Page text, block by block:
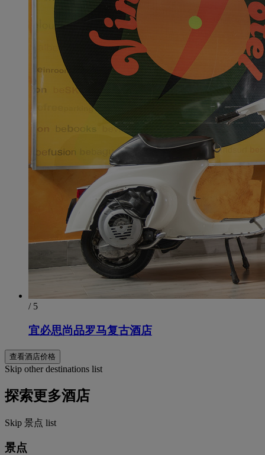
/ 5
宜必思尚品罗马复古酒店
查看酒店价格
Skip other destinations list
探索更多酒店
Skip 景点 list
景点